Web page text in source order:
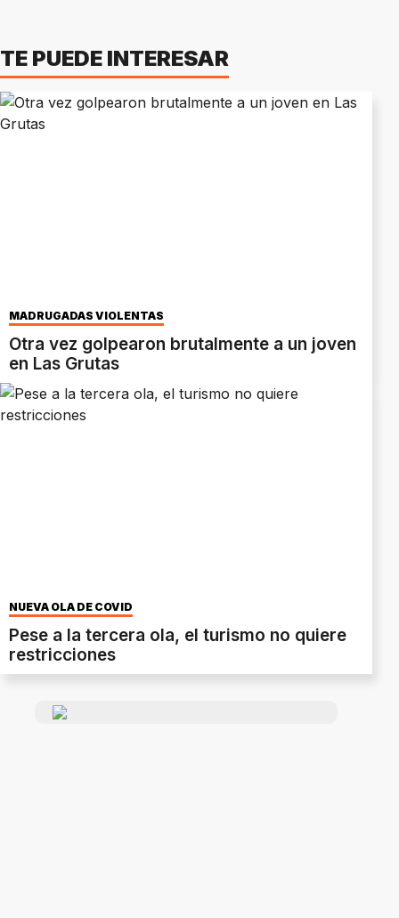
TE PUEDE INTERESAR
MADRUGADAS VIOLENTAS
Otra vez golpearon brutalmente a un joven
en Las Grutas
NUEVA OLA DE COVID
Pese a la tercera ola, el turismo no quiere
restricciones